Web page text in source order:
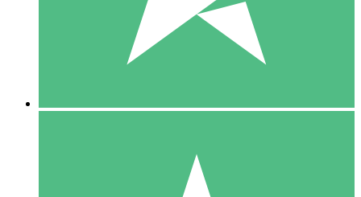
10 00
10 Téléchargements
20 00